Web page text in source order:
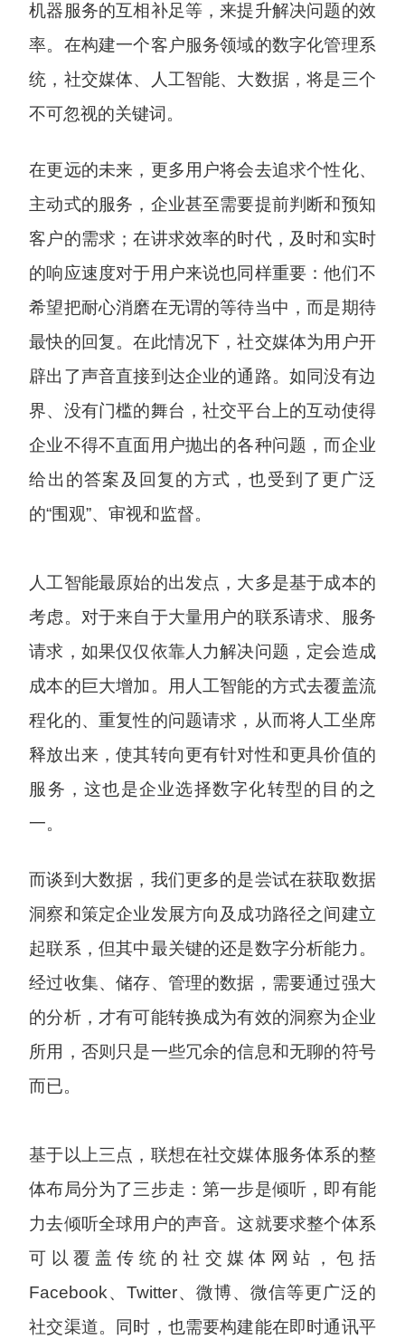
机器服务的互相补足等，来提升解决问题的效
率。在构建一个客户服务领域的数字化管理系
统，社交媒体、人工智能、大数据，将是三个
不可忽视的关键词。
在更远的未来，更多用户将会去追求个性化、
主动式的服务，企业甚至需要提前判断和预知
客户的需求；在讲求效率的时代，及时和实时
的响应速度对于用户来说也同样重要：他们不
希望把耐心消磨在无谓的等待当中，而是期待
最快的回复。在此情况下，社交媒体为用户开
辟出了声音直接到达企业的通路。如同没有边
界、没有门槛的舞台，社交平台上的互动使得
企业不得不直面用户抛出的各种问题，而企业
给出的答案及回复的方式，也受到了更广泛
的“围观”、审视和监督。
人工智能最原始的出发点，大多是基于成本的
考虑。对于来自于大量用户的联系请求、服务
请求，如果仅仅依靠人力解决问题，定会造成
成本的巨大增加。用人工智能的方式去覆盖流
程化的、重复性的问题请求，从而将人工坐席
释放出来，使其转向更有针对性和更具价值的
服务，这也是企业选择数字化转型的目的之
一。
而谈到大数据，我们更多的是尝试在获取数据
洞察和策定企业发展方向及成功路径之间建立
起联系，但其中最关键的还是数字分析能力。
经过收集、储存、管理的数据，需要通过强大
的分析，才有可能转换成为有效的洞察为企业
所用，否则只是一些冗余的信息和无聊的符号
而已。
基于以上三点，联想在社交媒体服务体系的整
体布局分为了三步走：第一步是倾听，即有能
力去倾听全球用户的声音。这就要求整个体系
可以覆盖传统的社交媒体网站，包括
Facebook、Twitter、微博、微信等更广泛的
社交渠道。同时，也需要构建能在即时通讯平